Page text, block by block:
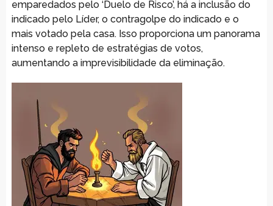
emparedados pelo ‘Duelo de Risco’, há a inclusão do
indicado pelo Líder, o contragolpe do indicado e o
mais votado pela casa. Isso proporciona um panorama
intenso e repleto de estratégias de votos,
aumentando a imprevisibilidade da eliminação.